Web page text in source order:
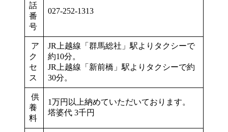
話
番
号
027-252-1313
ア
ク
セ
ス
JR上越線「群馬総社」駅よりタクシーで
約10分。
JR上越線「新前橋」駅よりタクシーで約
30分。
供
養
料
1万円以上納めていただいております。
塔婆代 3千円